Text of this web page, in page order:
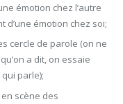
émotion chez l’autre
émotion chez soi;
cercle de parole (on ne
a dit, on essaie
parle);
scène des